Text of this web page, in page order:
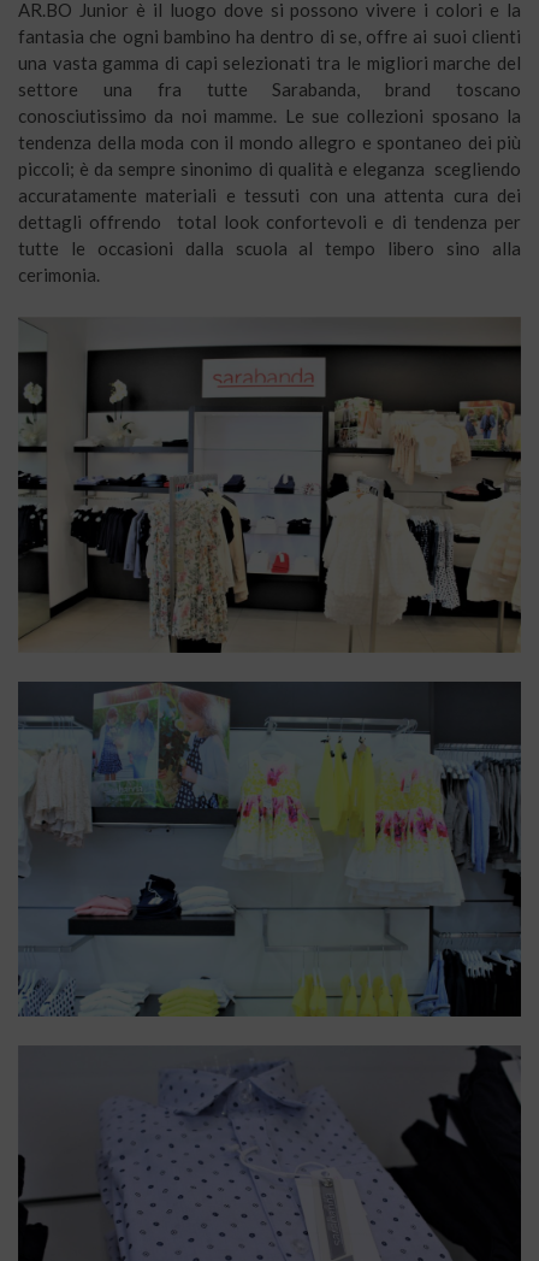
AR.BO Junior è il luogo dove si possono vivere i colori e la
fantasia che ogni bambino ha dentro di se, offre ai suoi clienti
una vasta gamma di capi selezionati tra le migliori marche del
settore una fra tutte Sarabanda, brand toscano
conosciutissimo da noi mamme. Le sue collezioni sposano la
tendenza della moda con il mondo allegro e spontaneo dei più
piccoli; è da sempre sinonimo di qualità e eleganza scegliendo
accuratamente materiali e tessuti con una attenta cura dei
dettagli offrendo total look confortevoli e di tendenza per
tutte le occasioni dalla scuola al tempo libero sino alla
cerimonia.